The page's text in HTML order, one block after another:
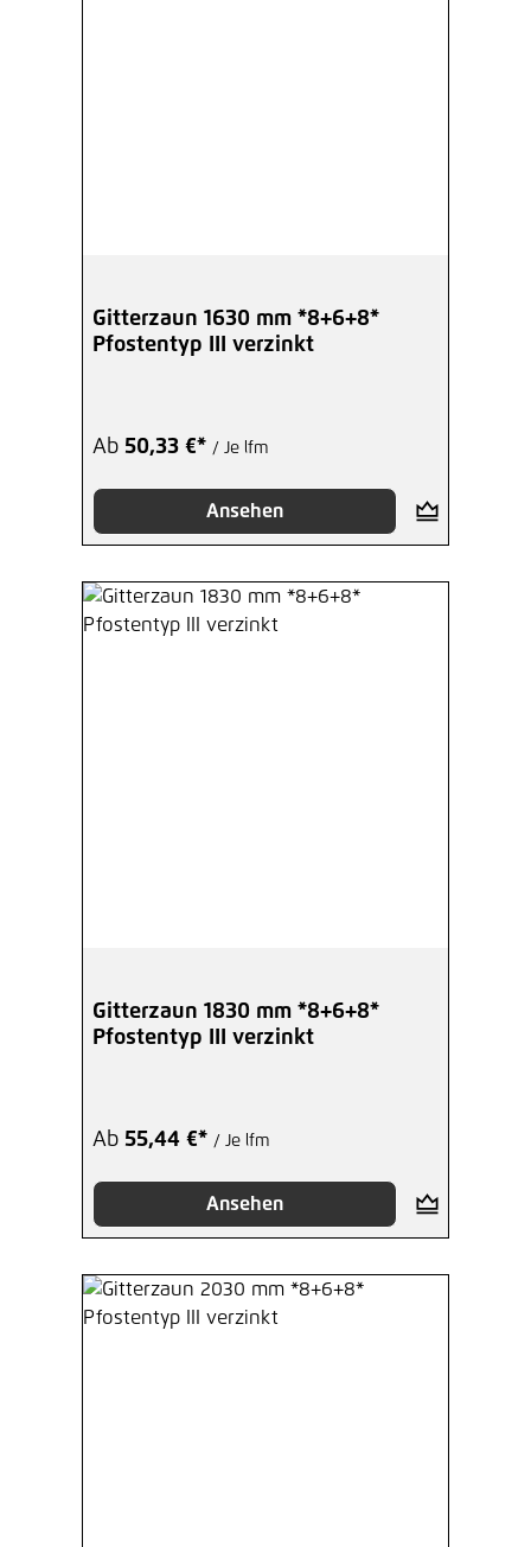
Gitterzaun 1630 mm *8+6+8*
Pfostentyp III verzinkt
Ab 50,33 €* / Je lfm
Ansehen
Gitterzaun 1830 mm *8+6+8*
Pfostentyp III verzinkt
Ab 55,44 €* / Je lfm
Ansehen